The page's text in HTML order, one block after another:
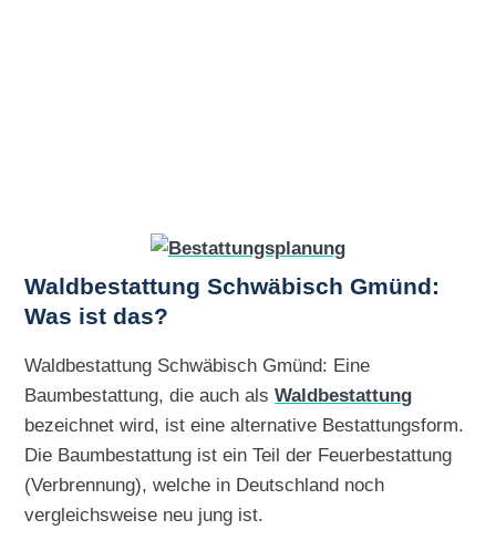
Waldbestattung Schwäbisch Gmünd:
Was ist das?
Waldbestattung Schwäbisch Gmünd: Eine
Baumbestattung, die auch alsWaldbestattung
bezeichnet wird, ist eine alternative Bestattungsform.
Die Baumbestattung ist ein Teil der Feuerbestattung
(Verbrennung), welche in Deutschland noch
vergleichsweise neu jung ist.